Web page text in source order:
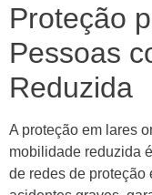
Proteção
Pessoas
Reduzida
A proteção em lares
mobilidade reduzida
de redes de proteção